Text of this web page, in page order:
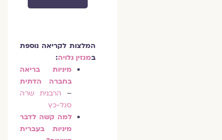
המלצות לקריאה נוספת
מגזין גלויה:
מיניות בריאה
בחברה הדתית
–
הרבנית שרה
סגל-כץ
למה קשה לדבר
מיניות בעברית